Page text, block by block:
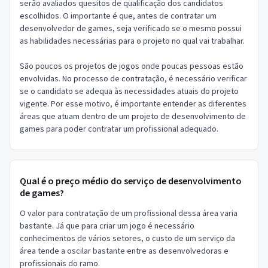
serão avaliados quesitos de qualificação dos candidatos
escolhidos. O importante é que, antes de contratar um
desenvolvedor de games, seja verificado se o mesmo possui
as habilidades necessárias para o projeto no qual vai trabalhar.
São poucos os projetos de jogos onde poucas pessoas estão
envolvidas. No processo de contratação, é necessário verificar
se o candidato se adequa às necessidades atuais do projeto
vigente. Por esse motivo, é importante entender as diferentes
áreas que atuam dentro de um projeto de desenvolvimento de
games para poder contratar um profissional adequado.
Qual é o preço médio do serviço de desenvolvimento
de games?
O valor para contratação de um profissional dessa área varia
bastante. Já que para criar um jogo é necessário
conhecimentos de vários setores, o custo de um serviço da
área tende a oscilar bastante entre as desenvolvedoras e
profissionais do ramo.